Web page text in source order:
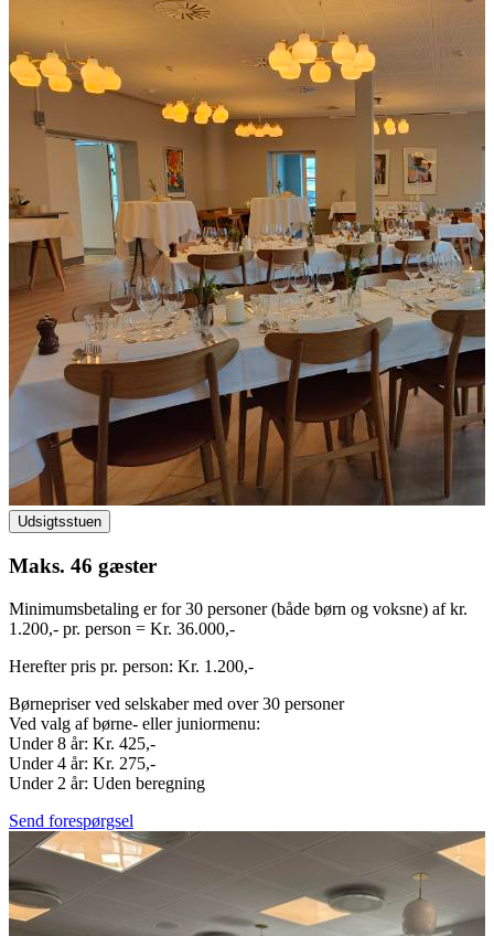
Udsigtsstuen
Maks. 46 gæster
Minimumsbetaling er for 30 personer (både børn og voksne) af kr.
1.200,- pr. person = Kr. 36.000,-
Herefter pris pr. person: Kr. 1.200,-
Børnepriser ved selskaber med over 30 personer
Ved valg af børne- eller juniormenu:
Under 8 år: Kr. 425,-
Under 4 år: Kr. 275,-
Under 2 år: Uden beregning
Send forespørgsel